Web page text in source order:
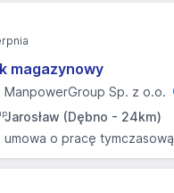
magazynowy
ManpowerGroup Sp. z o.o.
Jarosław (Dębno - 24km)
umowa o pracę tymczasową